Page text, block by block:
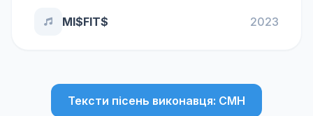
MI$FIT$ 2023
Тексти пісень виконавця: CMH